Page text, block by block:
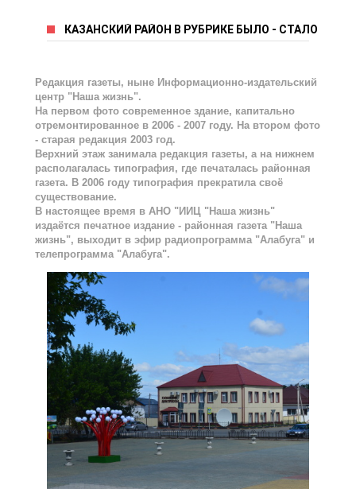
КАЗАНСКИЙ РАЙОН В РУБРИКЕ БЫЛО - СТАЛО
Редакция газеты, ныне Информационно-издательский
центр "Наша жизнь".
На первом фото современное здание, капитально
отремонтированное в 2006 - 2007 году. На втором фото
- старая редакция 2003 год.
Верхний этаж занимала редакция газеты, а на нижнем
располагалась типография, где печаталась районная
газета. В 2006 году типография прекратила своё
существование.
В настоящее время в АНО "ИИЦ "Наша жизнь"
издаётся печатное издание - районная газета "Наша
жизнь", выходит в эфир радиопрограмма "Алабуга" и
телепрограмма "Алабуга".